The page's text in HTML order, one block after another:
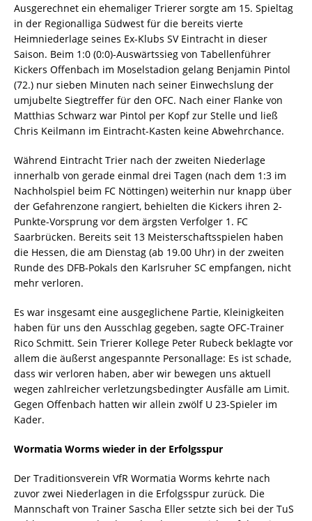
Ausgerechnet ein ehemaliger Trierer sorgte am 15. Spieltag
in der Regionalliga Südwest für die bereits vierte
Heimniederlage seines Ex-Klubs SV Eintracht in dieser
Saison. Beim 1:0 (0:0)-Auswärtssieg von Tabellenführer
Kickers Offenbach im Moselstadion gelang Benjamin Pintol
(72.) nur sieben Minuten nach seiner Einwechslung der
umjubelte Siegtreffer für den OFC. Nach einer Flanke von
Matthias Schwarz war Pintol per Kopf zur Stelle und ließ
Chris Keilmann im Eintracht-Kasten keine Abwehrchance.
Während Eintracht Trier nach der zweiten Niederlage
innerhalb von gerade einmal drei Tagen (nach dem 1:3 im
Nachholspiel beim FC Nöttingen) weiterhin nur knapp über
der Gefahrenzone rangiert, behielten die Kickers ihren 2-
Punkte-Vorsprung vor dem ärgsten Verfolger 1. FC
Saarbrücken. Bereits seit 13 Meisterschaftsspielen haben
die Hessen, die am Dienstag (ab 19.00 Uhr) in der zweiten
Runde des DFB-Pokals den Karlsruher SC empfangen, nicht
mehr verloren.
Es war insgesamt eine ausgeglichene Partie, Kleinigkeiten
haben für uns den Ausschlag gegeben, sagte OFC-Trainer
Rico Schmitt. Sein Trierer Kollege Peter Rubeck beklagte vor
allem die äußerst angespannte Personallage: Es ist schade,
dass wir verloren haben, aber wir bewegen uns aktuell
wegen zahlreicher verletzungsbedingter Ausfälle am Limit.
Gegen Offenbach hatten wir allein zwölf U 23-Spieler im
Kader.
Wormatia Worms wieder in der Erfolgsspur
Der Traditionsverein VfR Wormatia Worms kehrte nach
zuvor zwei Niederlagen in die Erfolgsspur zurück. Die
Mannschaft von Trainer Sascha Eller setzte sich bei der TuS